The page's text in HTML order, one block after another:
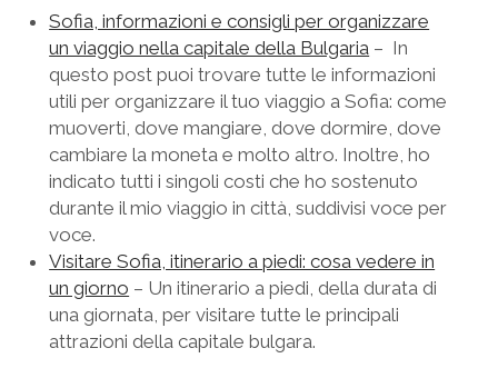
SICILIA
TOSCANA
UMBRIA
VENETO
GERMANIA
GRECIA
PAESI BASSI
REPUBBLICA DI SAN MARINO
SLOVACCHIA
SVEZIA
UNGHERIA
twitterfacebook
instagram
pinterestyoutube
email
Sofia, informazioni e consigli per organizzare
un viaggio nella capitale della Bulgaria – In
questo post puoi trovare tutte le informazioni
utili per organizzare il tuo viaggio a Sofia: come
muoverti, dove mangiare, dove dormire, dove
cambiare la moneta e molto altro. Inoltre, ho
indicato tutti i singoli costi che ho sostenuto
durante il mio viaggio in città, suddivisi voce per
voce.
Visitare Sofia, itinerario a piedi: cosa vedere in
un giorno – Un itinerario a piedi, della durata di
una giornata, per visitare tutte le principali
attrazioni della capitale bulgara.